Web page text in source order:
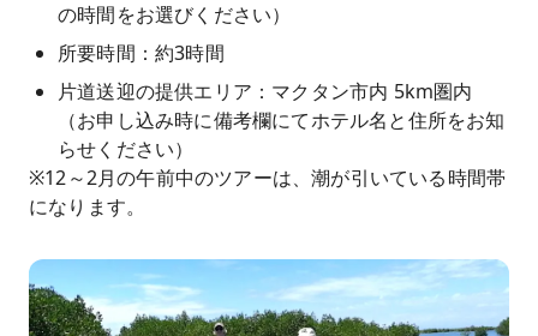
の時間をお選びください）
所要時間：約3時間
片道送迎の提供エリア：マクタン市内 5km圏内
（お申し込み時に備考欄にてホテル名と住所をお知
らせください）
※12～2月の午前中のツアーは、潮が引いている時間帯
になります。